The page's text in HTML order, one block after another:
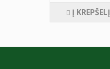
Į KREPŠELĮ